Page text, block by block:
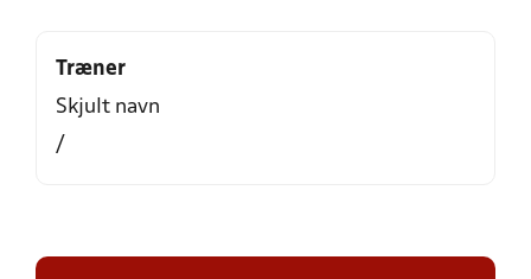
Træner
Skjult navn
/